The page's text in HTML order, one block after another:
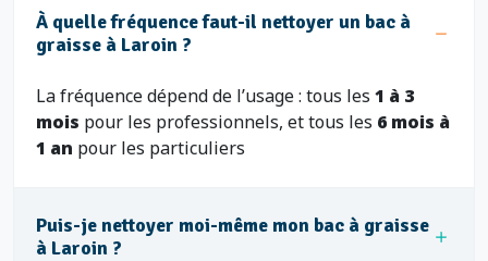
À quelle fréquence faut-il nettoyer un bac à
graisse à Laroin ?
La fréquence dépend de l’usage : tous les 1 à 3
mois pour les professionnels, et tous les 6 mois à
1 an pour les particuliers
Puis-je nettoyer moi-même mon bac à graisse
à Laroin ?